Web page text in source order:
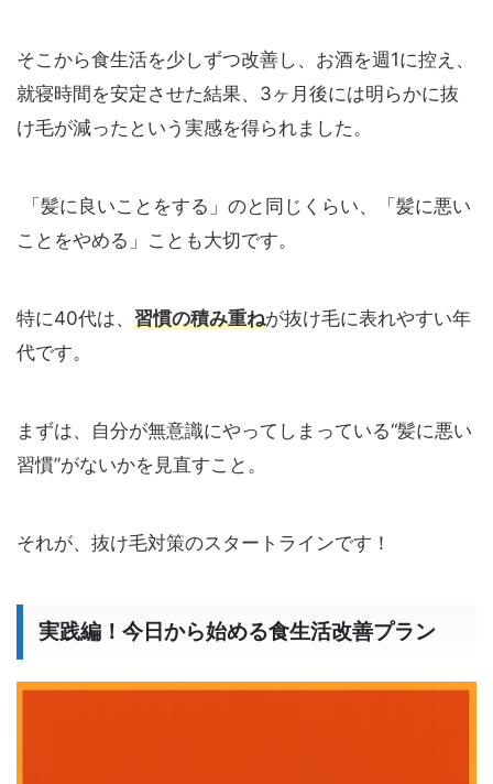
そこから食生活を少しずつ改善し、お酒を週1に控え、
就寝時間を安定させた結果、3ヶ月後には明らかに抜
け毛が減ったという実感を得られました。
「髪に良いことをする」のと同じくらい、「髪に悪い
ことをやめる」ことも大切です。
特に40代は、 習慣の積み重ねが抜け毛に表れやすい年
代です。
まずは、自分が無意識にやってしまっている“髪に悪い
習慣”がないかを見直すこと。
それが、抜け毛対策のスタートラインです！
実践編！今日から始める食生活改善プラン